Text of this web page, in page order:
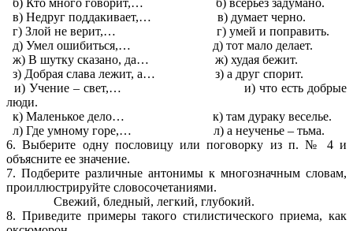
б) Кто много говорит,… б) всерьез задумано.
в) Недруг поддакивает,… в) думает черно.
г) Злой не верит,… г) умей и поправить.
д) Умел ошибиться,… д) тот мало делает.
ж) В шутку сказано, да… ж) худая бежит.
з) Добрая слава лежит, а… з) а друг спорит.
и) Учение – свет,… и) что есть добрые
люди.
к) Маленькое дело… к) там дураку веселье.
л) Где умному горе,… л) а неученье – тьма.
6. Выберите одну пословицу или поговорку из п. № 4 и
объясните ее значение.
7. Подберите различные антонимы к многозначным словам,
проиллюстрируйте словосочетаниями.
Свежий, бледный, легкий, глубокий.
8. Приведите примеры такого стилистического приема, как